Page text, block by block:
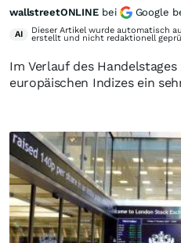
Im Verlauf des
europäischen Indizes ein
wallstreetONLINE bei Google
AI Dieser Artikel wurde automatisch
erstellt und nicht redaktionell